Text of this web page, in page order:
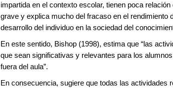
impartida en el contexto escolar, tienen poca
grave y explica mucho del fracaso en el rendimiento
desarrollo del individuo en la sociedad del
En este sentido, Bishop (1998), estima que “las
que sean significativas y relevantes para los
fuera del aula”.
En consecuencia, sugiere que todas las actividades